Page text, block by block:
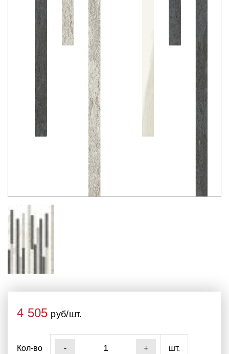
4 505 руб/шт.
Кол-во - + шт.